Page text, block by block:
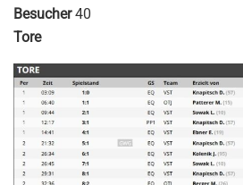
Besucher40
Tore